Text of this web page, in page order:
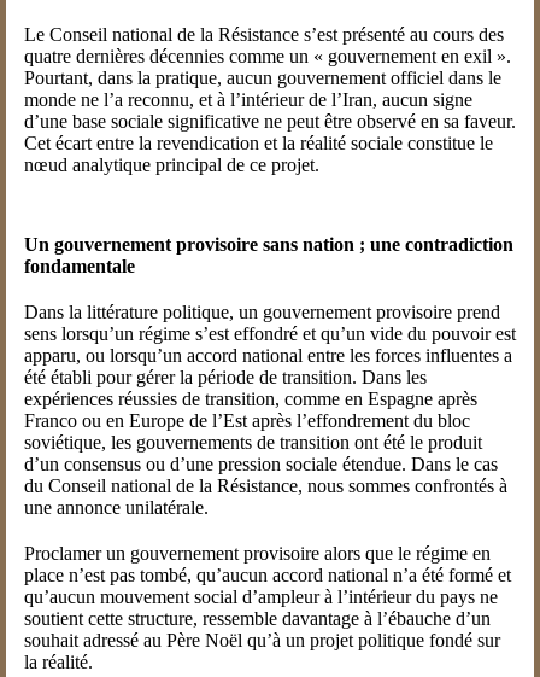
Le Conseil national de la Résistance s’est présenté au cours des
quatre dernières décennies comme un « gouvernement en exil ».
Pourtant, dans la pratique, aucun gouvernement officiel dans le
monde ne l’a reconnu, et à l’intérieur de l’Iran, aucun signe
d’une base sociale significative ne peut être observé en sa faveur.
Cet écart entre la revendication et la réalité sociale constitue le
nœud analytique principal de ce projet.
Un gouvernement provisoire sans nation ; une contradiction
fondamentale
Dans la littérature politique, un gouvernement provisoire prend
sens lorsqu’un régime s’est effondré et qu’un vide du pouvoir est
apparu, ou lorsqu’un accord national entre les forces influentes a
été établi pour gérer la période de transition. Dans les
expériences réussies de transition, comme en Espagne après
Franco ou en Europe de l’Est après l’effondrement du bloc
soviétique, les gouvernements de transition ont été le produit
d’un consensus ou d’une pression sociale étendue. Dans le cas
du Conseil national de la Résistance, nous sommes confrontés à
une annonce unilatérale.
Proclamer un gouvernement provisoire alors que le régime en
place n’est pas tombé, qu’aucun accord national n’a été formé et
qu’aucun mouvement social d’ampleur à l’intérieur du pays ne
soutient cette structure, ressemble davantage à l’ébauche d’un
souhait adressé au Père Noël qu’à un projet politique fondé sur
la réalité.